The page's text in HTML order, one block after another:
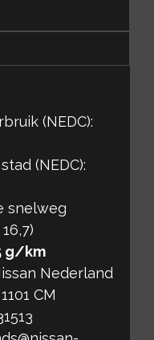
(NEDC):
(NEDC):
snelweg
g/km
Nederland
CM